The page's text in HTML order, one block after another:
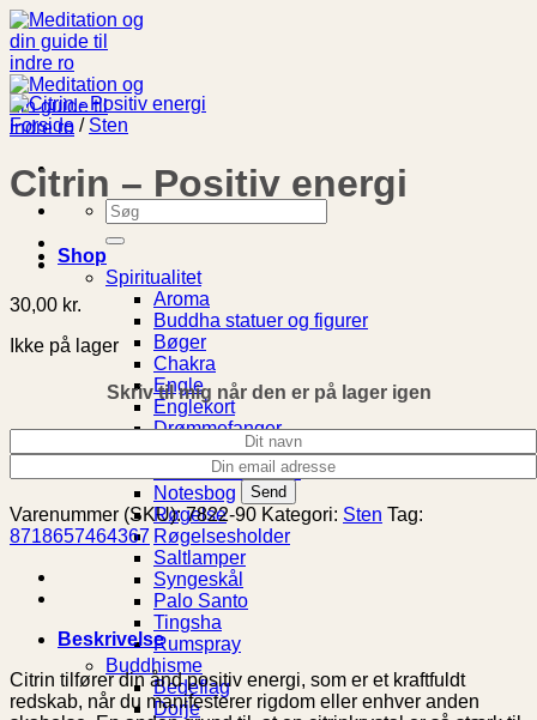
Fortsæt
til
indhold
Søg
efter:
Shop
Spiritualitet
Aroma
Buddha statuer og figurer
Bøger
Chakra
Engle
Englekort
Drømmefanger
Livets Træ
Meditationspuder
Notesbog
Røgelse
Røgelsesholder
Saltlamper
Syngeskål
Palo Santo
Tingsha
Rumspray
Buddhisme
Bedeflag
Dorje
Forside / Sten
Citrin – Positiv energi
30,00 kr.
Ikke på lager
Skriv til mig når den er på lager igen
Varenummer (SKU):7822-90 Kategori: Sten Tag:
8718657464367
Beskrivelse
Citrin tilfører din ånd positiv energi, som er et kraftfuldt
redskab, når du manifesterer rigdom eller enhver anden